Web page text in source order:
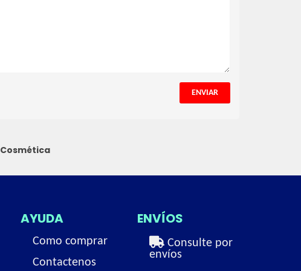
ENVIAR
Cosmética
AYUDA
Como comprar
Contactenos
ENVÍOS
Consulte por
envíos